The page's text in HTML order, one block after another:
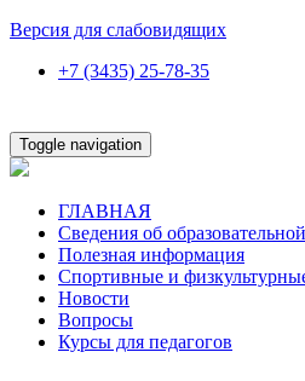
Версия для слабовидящих
+7 (3435) 25-78-35
Toggle navigation
ГЛАВНАЯ
Сведения об
Полезная информация
Спортивные и
Новости
Вопросы
Курсы для педагогов